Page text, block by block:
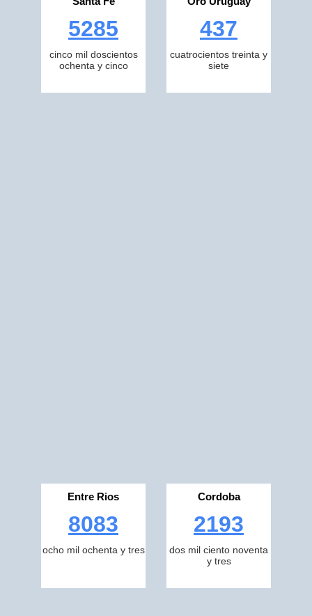
5285
cinco mil doscientos
ochenta y cinco
437
cuatrocientos treinta y
siete
Entre Rios
8083
ocho mil ochenta y tres
Cordoba
2193
dos mil ciento noventa
y tres